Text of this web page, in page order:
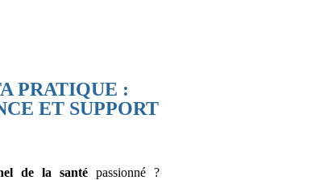
PRATIQUE :
ET SUPPORT
de la santé passionné ?